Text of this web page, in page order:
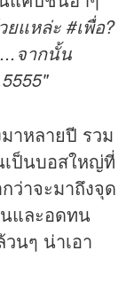
แหล่ะ #เพื่อ?
จากนั้น
าหลายปี รวม
เป็นบอสใหญ่ที่
ว่าจะมาถึงจุด
และอดทน
นๆ น่าเอา